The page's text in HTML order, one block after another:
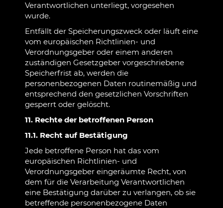
Verantwortlichen unterliegt, vorgesehen
wurde.
Entfällt der Speicherungszweck oder läuft eine
vom europäischen Richtlinien- und
Verordnungsgeber oder einem anderen
zuständigen Gesetzgeber vorgeschriebene
Speicherfrist ab, werden die
personenbezogenen Daten routinemäßig und
entsprechend den gesetzlichen Vorschriften
gesperrt oder gelöscht.
11. Rechte der betroffenen Person
11.1. Recht auf Bestätigung
Jede betroffene Person hat das vom
europäischen Richtlinien- und
Verordnungsgeber eingeräumte Recht, von
dem für die Verarbeitung Verantwortlichen
eine Bestätigung darüber zu verlangen, ob sie
betreffende personenbezogene Daten